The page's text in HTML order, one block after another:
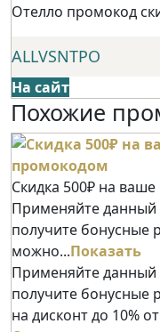
Отелло промокод
ALLVSNTPO
На сайт
Похожие
Скидка 500₽ на
Применяйте данный
получите бонусные
можно...Показать
Применяйте данный
получите бонусные
на дисконт до 10%